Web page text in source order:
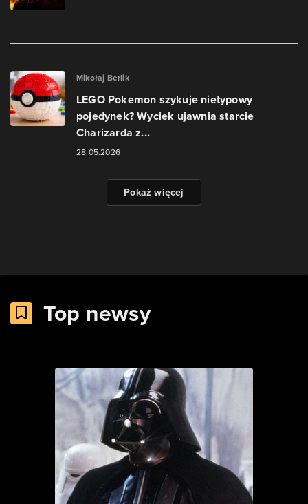
Mikołaj Berlik
LEGO Pokemon szykuje nietypowy
pojedynek? Wyciek ujawnia starcie
Charizarda z...
28.05.2026
Pokaż więcej
Top newsy